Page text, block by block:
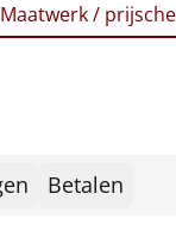
Maatwerk /
Betalen